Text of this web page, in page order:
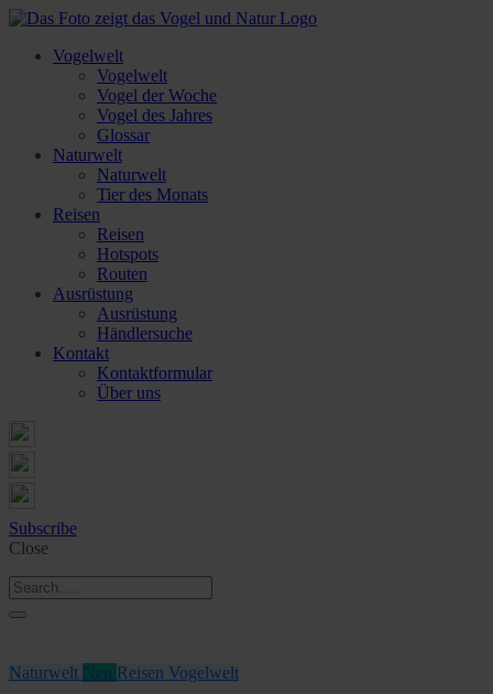
Vogelwelt
Vogelwelt
Vogel der Woche
Vogel des Jahres
Glossar
Naturwelt
Naturwelt
Tier des Monats
Reisen
Reisen
Hotspots
Routen
Ausrüstung
Ausrüstung
Händlersuche
Kontakt
Kontaktformular
Über uns
Subscribe
Close
Naturwelt Reisen Vogelwelt